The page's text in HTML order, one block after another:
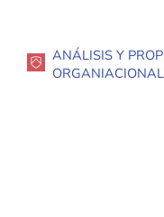
ANÁLISIS Y
ORGANIACIONAL